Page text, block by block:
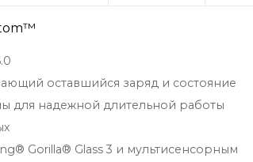
оставшийся заряд и состояние
для надежной длительной работы
Gorilla® Glass 3 и мультисенсорным